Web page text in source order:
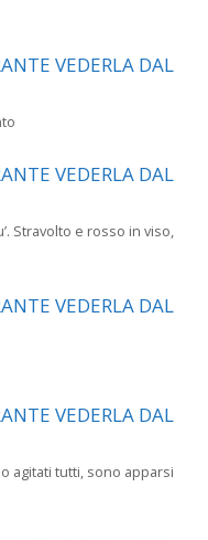
Stravolto e rosso in viso,
agitati tutti, sono apparsi